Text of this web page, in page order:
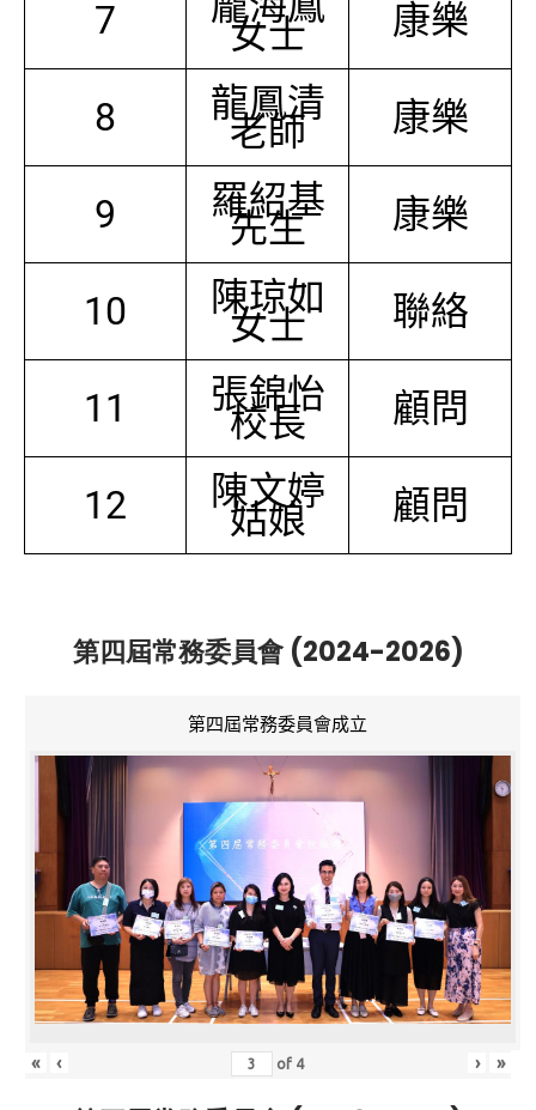
7 女士 康樂
8 龍鳳清
老師 康樂
9 羅紹基
先生 康樂
10 陳琼如
女士 聯絡
11 張錦怡
校長 顧問
12 陳文婷
姑娘 顧問
第四屆常務委員會 (2024-2026)
第四屆常務委員會成立
« ‹ of 4 › »